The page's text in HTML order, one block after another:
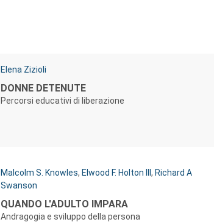
Autori:
Elena Zizioli
Titolo:
DONNE DETENUTE
Percorsi educativi di liberazione
Autori:
Malcolm S. Knowles, Elwood F. Holton III , Richard A
Swanson
Titolo:
QUANDO L'ADULTO IMPARA
Andragogia e sviluppo della persona